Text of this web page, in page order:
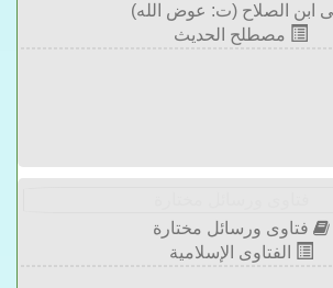
ابن الصلاح (ت: عوض الله)
مصطلح الحديث
فتاوى ورسائل مختارة
الفتاوى الإسلامية